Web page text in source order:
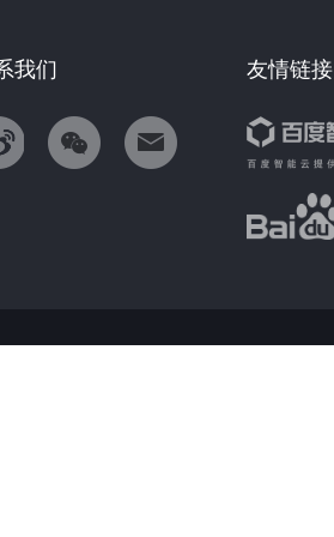
友情链接
我们